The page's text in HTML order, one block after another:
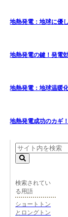
地熱発電：地球に優
地熱発電の鍵！発電
地熱発電：地球温暖
地熱発電成功のカギ
検索されてい
る用語
ショートトン
とロングトン